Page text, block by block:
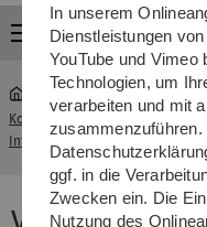
Menü
Kommunikations- und
Informationszentrum (kiz)
In unserem
Dienstleistungen
YouTube und Vimeo
Technologien, um
verarbeiten und mit
ggf. in die
Zwecken ein. Die
Nutzung des